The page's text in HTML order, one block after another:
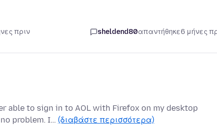
πριν sheldend80απαντήθηκε6 μήνες
able to sign in to AOL with Firefox on my desktop
problem. I… (διαβάστε περισσότερα)